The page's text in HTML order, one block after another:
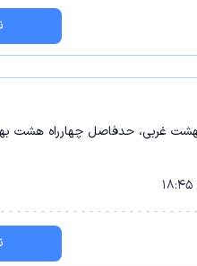
غربی، حدفاصل چهارراه هشت